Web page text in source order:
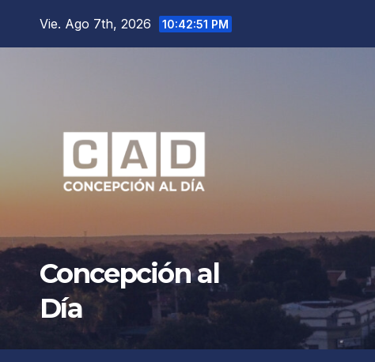
Vie. Ago 7th, 2026 10:42:53 PM
Concepción al
Día